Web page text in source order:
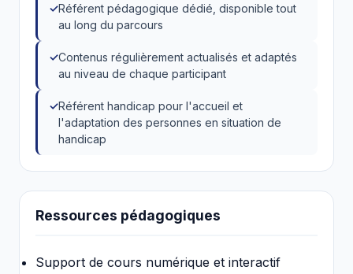
Référent pédagogique dédié, disponible tout
au long du parcours
Contenus régulièrement actualisés et adaptés
au niveau de chaque participant
Référent handicap pour l'accueil et
l'adaptation des personnes en situation de
handicap
Ressources pédagogiques
Support de cours numérique et interactif